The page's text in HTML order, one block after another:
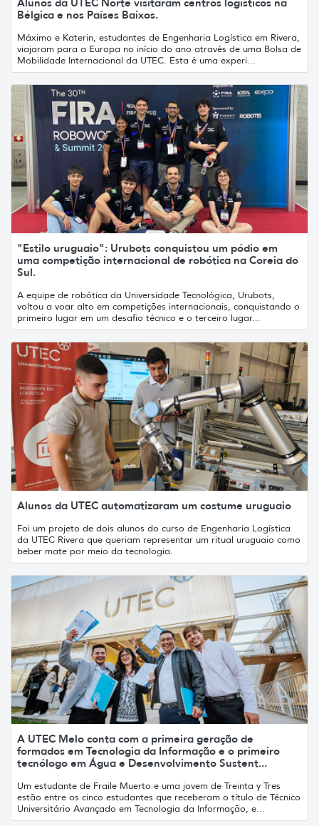
Bélgica e nos Países Baixos.
Máximo e Katerin, estudantes de Engenharia Logística em Rivera,
viajaram para a Europa no início do ano através de uma Bolsa de
Mobilidade Internacional da UTEC. Esta é uma experi...
"Estilo uruguaio": Urubots conquistou um pódio em
uma competição internacional de robótica na Coreia do
Sul.
A equipe de robótica da Universidade Tecnológica, Urubots,
voltou a voar alto em competições internacionais, conquistando o
primeiro lugar em um desafio técnico e o terceiro lugar...
Alunos da UTEC automatizaram um costume uruguaio
Foi um projeto de dois alunos do curso de Engenharia Logística
da UTEC Rivera que queriam representar um ritual uruguaio como
beber mate por meio da tecnologia.
A UTEC Melo conta com a primeira geração de
formados em Tecnologia da Informação e o primeiro
tecnólogo em Água e Desenvolvimento Sustent...
Um estudante de Fraile Muerto e uma jovem de Treinta y Tres
estão entre os cinco estudantes que receberam o título de Técnico
Universitário Avançado em Tecnologia da Informação, e...